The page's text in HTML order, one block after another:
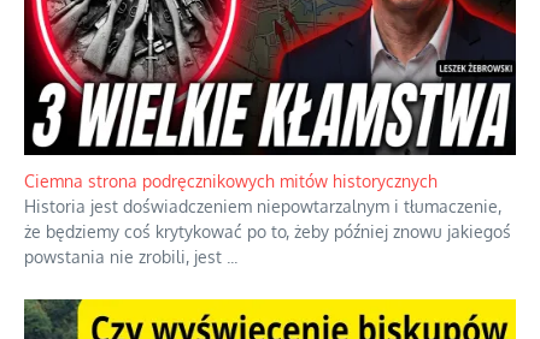
Boskie przestrogi na trudne czasy.
Maryjna alternatywa dla cyfrowego
świata